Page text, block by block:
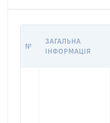
№
ЗАГАЛЬНА
ІНФОРМАЦІЯ